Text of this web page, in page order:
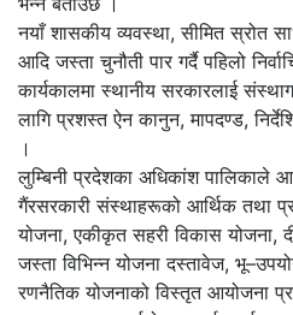
नयाँ शासकीय व्यवस्था, सीमित स्रोत
आदि जस्ता चुनौती पार गर्दै पहिलो
कार्यकालमा स्थानीय सरकारलाई
लागि प्रशस्त ऐन कानुन, मापदण्ड,
।
लुम्बिनी प्रदेशका अधिकांश पालिकाले
गैंरसरकारी संस्थाहरूको आर्थिक तथा
योजना, एकीकृत सहरी विकास योजना,
जस्ता विभिन्न योजना दस्तावेज,
रणनैतिक योजनाको विस्तृत आयोजना